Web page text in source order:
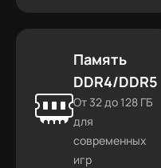
Память
DDR4/DDR5
От 32 до 128 ГБ
для
современных
игр